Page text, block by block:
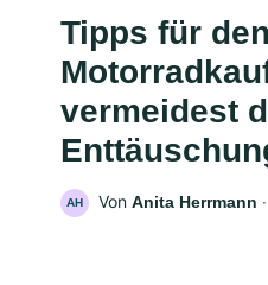
Tipps für
vermeidest
AH Von Anita Herrmann ‧